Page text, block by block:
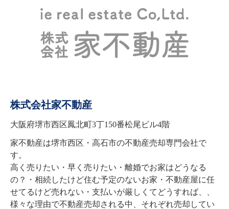
株式会社家不動産
大阪府堺市西区鳳北町3丁150番松尾ビル4階
家不動産は堺市西区・高石市の不動産売却専門会社で
す。
高く売りたい・早く売りたい・離婚でお家はどうなる
の？・相続したけど住む予定のないお家・不動産屋に任
せてるけど売れない・支払いが厳しくてどうすれば、、
様々な理由で不動産売却される中、それぞれ売却してい